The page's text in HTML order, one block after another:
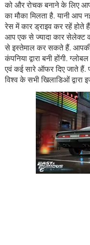
को और रोचक बनाने के लिए
का मौका मिलता है. यानी आप
रेस में कार ड्राइव कर रहें होते
आप एक से ज्यादा कार सेलेक्ट
से इस्तेमाल कर सकते हैं. आपकी
कंपनिया द्वारा बनी होंगी.
एवं कई सारे ऑफर दिए जाते हैं.
विश्व के सभी खिलाडिओं द्वारा